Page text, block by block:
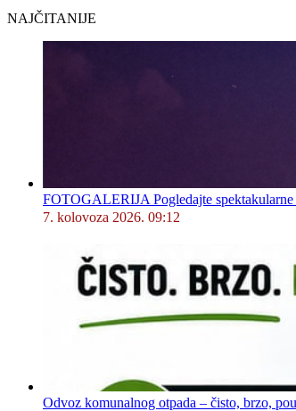
NAJČITANIJE
FOTOGALERIJA Pogledajte
7. kolovoza 2026. 09:12
Odvoz komunalnog otpada – čisto, brzo,